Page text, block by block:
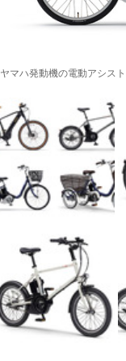
ヤマハ発動機の電動アシス